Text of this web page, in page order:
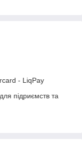
- LiqPay
підриємств та